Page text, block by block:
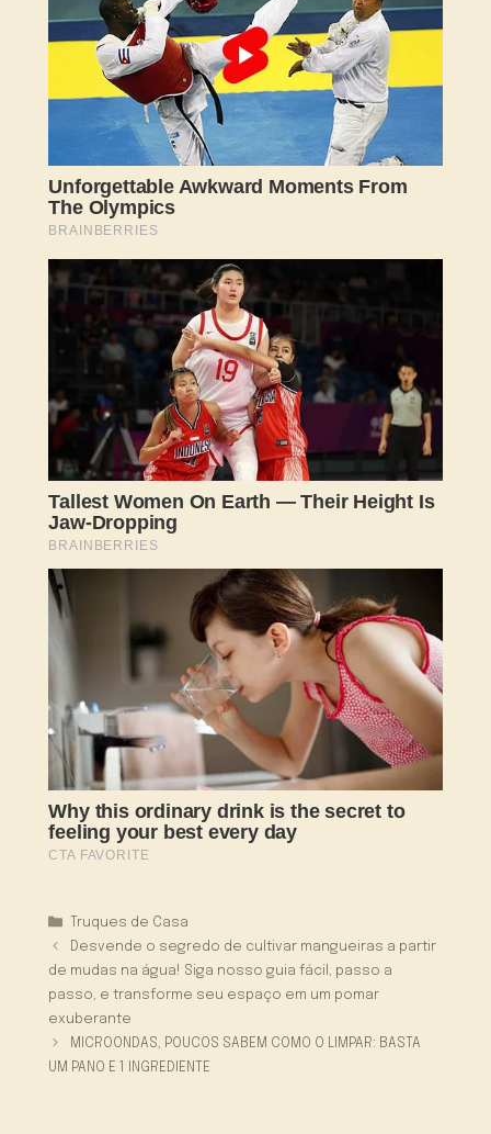
Categorias
Truques de Casa
Desvende o segredo de cultivar mangueiras a partir
de mudas na água! Siga nosso guia fácil, passo a
passo, e transforme seu espaço em um pomar
exuberante
MICROONDAS, POUCOS SABEM COMO O LIMPAR: BASTA
UM PANO E 1 INGREDIENTE